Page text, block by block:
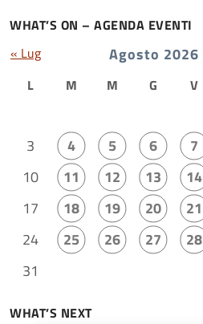
WHAT’S ON – AGENDA EVENTI
Agosto 2026
L M M G V
3
4 5 6 7
10
11 12 13 14
17
18 19 20 21
24
25 26 27 28
31
« Lug
WHAT’S NEXT